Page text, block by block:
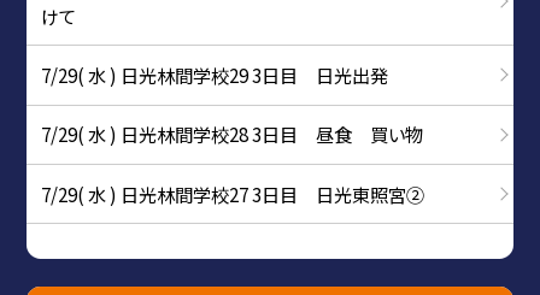
けて
7/29( 水 ) 日光林間学校29 3日目 日光出発
7/29( 水 ) 日光林間学校28 3日目 昼食 買い物
7/29( 水 ) 日光林間学校27 3日目 日光東照宮②